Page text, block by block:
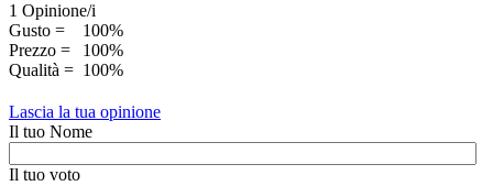
1 Opinione/i
Gusto =
100%
Prezzo =
100%
Qualità = 100%
Lascia la tua opinione
Il tuo Nome
Il tuo voto